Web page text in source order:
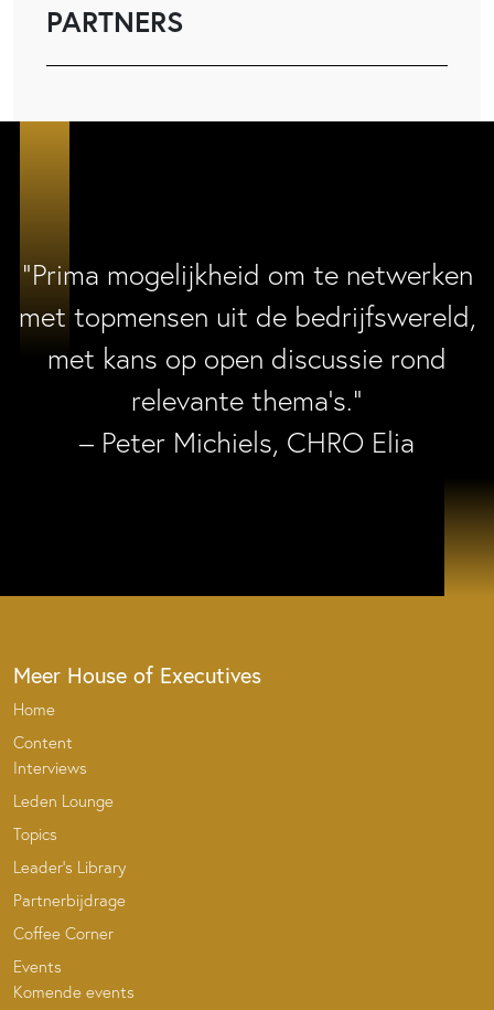
PARTNERS
“Prima mogelijkheid om te netwerken
met topmensen uit de bedrijfswereld,
met kans op open discussie rond
relevante thema’s.”
– Peter Michiels, CHRO Elia
Meer House of Executives
Home
Content
Interviews
Leden Lounge
Topics
Leader’s Library
Partnerbijdrage
Coffee Corner
Events
Komende events